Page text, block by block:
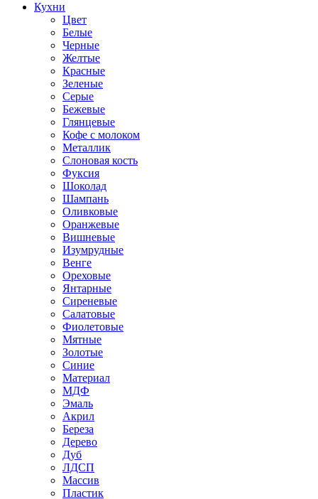
Кухни
Цвет
Белые
Черные
Желтые
Красные
Зеленые
Серые
Бежевые
Глянцевые
Кофе с молоком
Металлик
Слоновая кость
Фуксия
Шоколад
Шампань
Оливковые
Оранжевые
Вишневые
Изумрудные
Венге
Ореховые
Янтарные
Сиреневые
Салатовые
Фиолетовые
Мятные
Золотые
Синие
Материал
МДФ
Эмаль
Акрил
Береза
Дерево
Дуб
ЛДСП
Массив
Пластик